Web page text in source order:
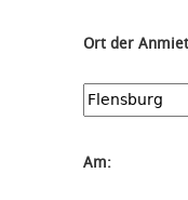
Ort der
Am: